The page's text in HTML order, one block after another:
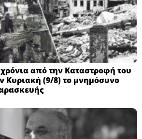
από την Καταστροφή του
Κυριακή (9/8) το μνημόσυνο